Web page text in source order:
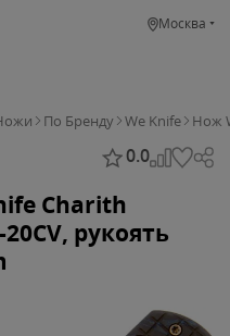
Москва
По Бренду We Knife Нож
0.0
Charith
рукоять